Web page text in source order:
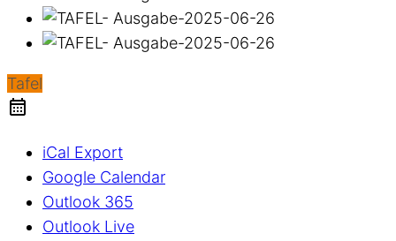
Tafel
iCal Export
Google Calendar
Outlook 365
Outlook Live